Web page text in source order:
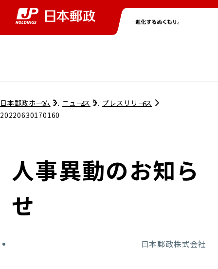
グループ情報トップ
コンプライアンス
ガバナンス
株主・投資家情報トップ
個人投資家のみなさまへ
株式情報
ニューストップ
サステナビリティトップ
担当役員メッセージ
サステナビリティマネジメント
採用情報トップ
日本郵政ホーム ニュース
プレスリリース
20220630170160
人事異動のお知ら
せ
日本郵政株式会社